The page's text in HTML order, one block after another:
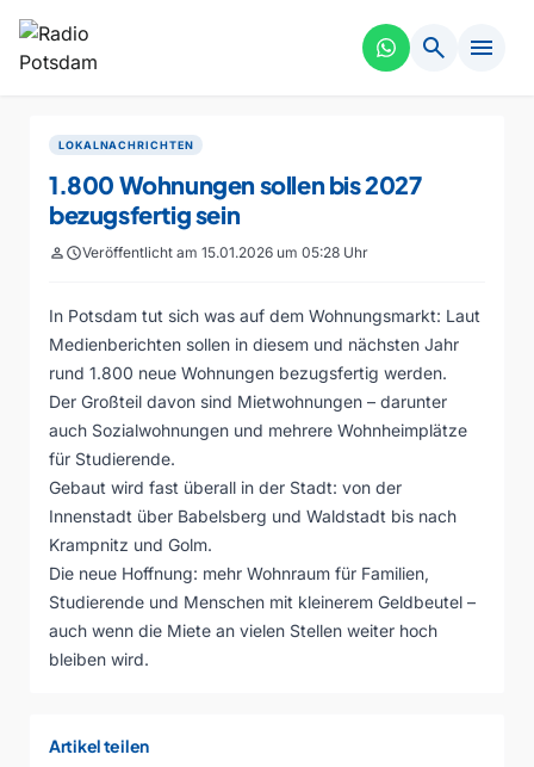
search menu
LOKALNACHRICHTEN
1.800 Wohnungen sollen bis 2027
bezugsfertig sein
personscheduleVeröffentlicht am 15.01.2026 um 05:28 Uhr
In Potsdam tut sich was auf dem Wohnungsmarkt: Laut
Medienberichten sollen in diesem und nächsten Jahr
rund 1.800 neue Wohnungen bezugsfertig werden.
Der Großteil davon sind Mietwohnungen – darunter
auch Sozialwohnungen und mehrere Wohnheimplätze
für Studierende.
Gebaut wird fast überall in der Stadt: von der
Innenstadt über Babelsberg und Waldstadt bis nach
Krampnitz und Golm.
Die neue Hoffnung: mehr Wohnraum für Familien,
Studierende und Menschen mit kleinerem Geldbeutel –
auch wenn die Miete an vielen Stellen weiter hoch
bleiben wird.
Artikel teilen